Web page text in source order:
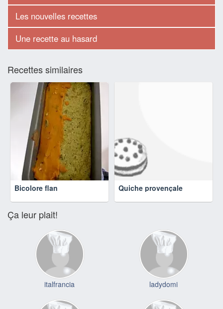
Les nouvelles recettes
Une recette au hasard
Recettes similaires
Bicolore flan Quiche provençale
Ça leur plait!
italfrancia ladydomi